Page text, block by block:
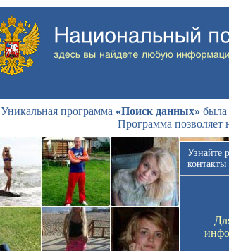
Уникальная программа «Поиск данных» была
Программа
Узнайте